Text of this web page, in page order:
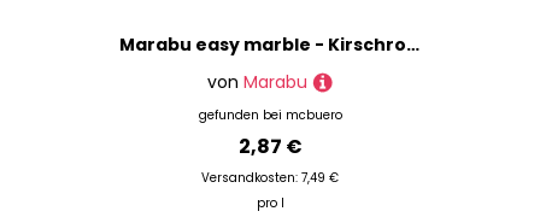
Marabu easy marble - Kirschrot 031 15 ml.
von Marabu
gefunden bei mcbuero
2,87 €
Versandkosten: 7,49 €
pro l